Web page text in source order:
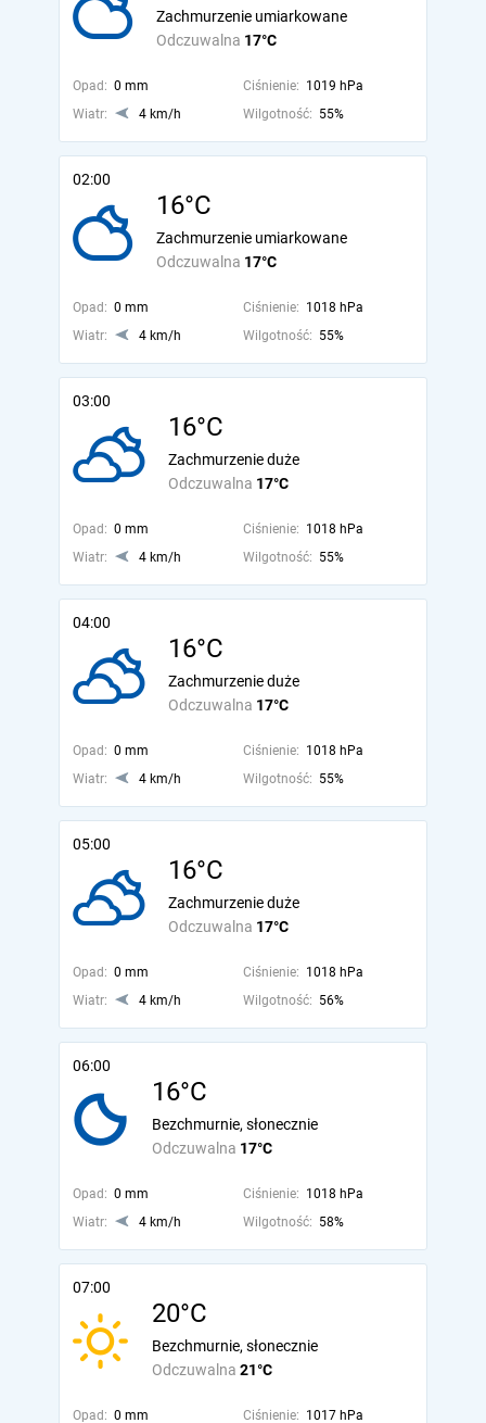
Odczuwalna 17°C
Zachmurzenie umiarkowane
Opad: 0 mm Ciśnienie: 1019 hPa
Wiatr:
4 km/h Wilgotność: 55%
02:00
16°C
Odczuwalna 17°C
Zachmurzenie umiarkowane
Opad: 0 mm Ciśnienie: 1018 hPa
Wiatr:
4 km/h Wilgotność: 55%
03:00
16°C
Odczuwalna 17°C
Zachmurzenie duże
Opad: 0 mm Ciśnienie: 1018 hPa
Wiatr:
4 km/h Wilgotność: 55%
04:00
16°C
Odczuwalna 17°C
Zachmurzenie duże
Opad: 0 mm Ciśnienie: 1018 hPa
Wiatr:
4 km/h Wilgotność: 55%
05:00
16°C
Odczuwalna 17°C
Zachmurzenie duże
Opad: 0 mm Ciśnienie: 1018 hPa
Wiatr:
4 km/h Wilgotność: 56%
06:00
16°C
Odczuwalna 17°C
Bezchmurnie, słonecznie
Opad: 0 mm Ciśnienie: 1018 hPa
Wiatr:
4 km/h Wilgotność: 58%
07:00
20°C
Odczuwalna 21°C
Bezchmurnie, słonecznie
Opad: 0 mm Ciśnienie: 1017 hPa